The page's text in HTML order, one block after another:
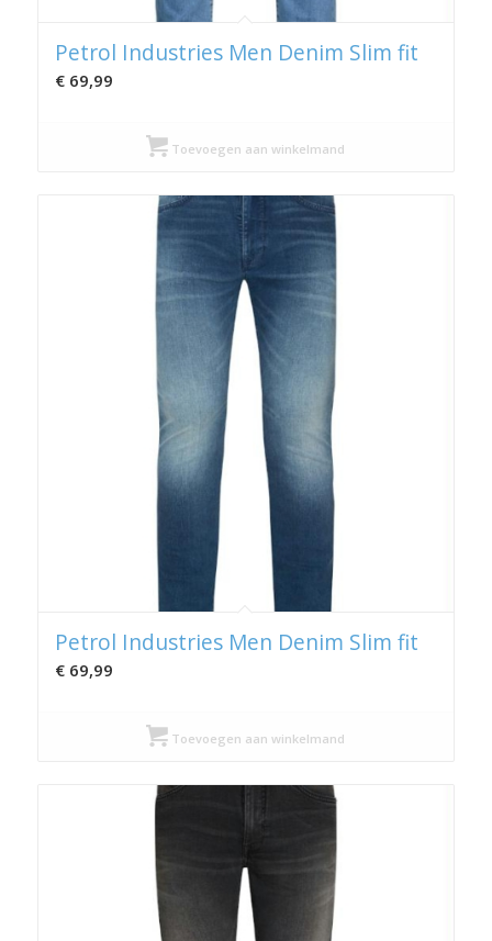
Petrol Industries Men Denim Slim fit
€69,99
Toevoegen aan winkelmand
Petrol Industries Men Denim Slim fit
€69,99
Toevoegen aan winkelmand